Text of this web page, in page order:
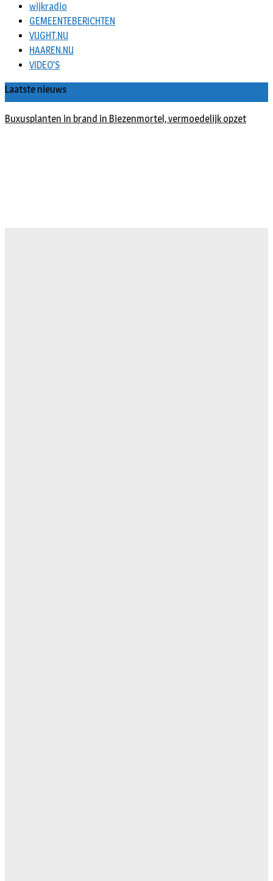
wijkradio
GEMEENTEBERICHTEN
VUGHT.NU
HAAREN.NU
VIDEO’S
Laatste nieuws
Buxusplanten in brand in Biezenmortel, vermoedelijk opzet